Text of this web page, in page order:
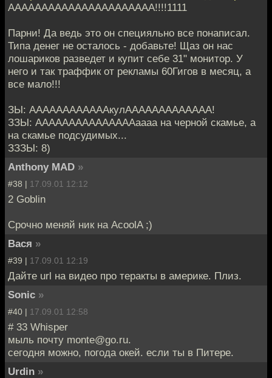
АААААААААААААААААААААА!!!!1111
Парни! Да ведь это он специяльно все понаписал.
Типа денег не осталось - добавьте! Щаз он нас
лошариков разведет и купит себе 31" монитор. У
него и так траффик от рекламы 60Гигов в месяц, а
все мало!!!
ЗЫ: ААААААААААААкулААААААААААААА!
ЗЗЫ: АААААААААААААААаааа на черной скамье, а
на скамье подсудимых...
ЗЗЗЫ: 8)
Anthony MAD »
#38 | 17.09.01 12:12
2 Goblin
Срочно меняй ник на AcoolA ;)
Вася »
#39 | 17.09.01 12:19
Дайте url на видео про теракты в америке. Плиз.
Sonic »
#40 | 17.09.01 12:58
# 33 Whisper
мыль почту monte@go.ru.
сегодня можно, погода окей. если ты в Питере.
Urdin »